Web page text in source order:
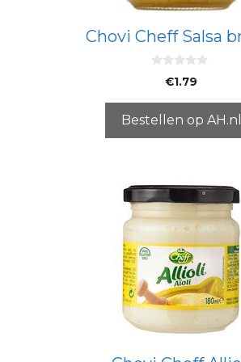
Chovi Cheff Salsa
5
€1.79
Bestellen op AH.nl